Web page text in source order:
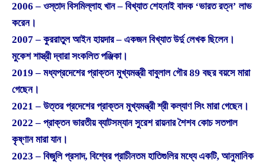
2006 – ওস্তাদ বিসমিল্লাহ খান – বিখ্যাত শেহনাই বাদক ‘ভারত রত্ন’ লাভ
করেন।
2007 – কুররাতুল আইন হায়দার – একজন বিখ্যাত উর্দু লেখক ছিলেন।
মুকেশ শাস্ত্রী দ্বারা সংকলিত পঞ্জিকা।
2019 – মধ্যপ্রদেশের প্রাক্তন মুখ্যমন্ত্রী বাবুলাল গৌর 89 বছর বয়সে মারা
গেছেন।
2021 – উত্তর প্রদেশের প্রাক্তন মুখ্যমন্ত্রী শ্রী কল্যাণ সিং মারা গেছেন।
2022 – প্রাক্তন ভারতীয় ব্যাটসম্যান সুরেশ রায়নার শৈশব কোচ সতপাল
কৃষ্ণান মারা যান।
2023 – বিজুলি প্রসাদ, বিশ্বের প্রাচীনতম হাতিগুলির মধ্যে একটি, আনুমানিক